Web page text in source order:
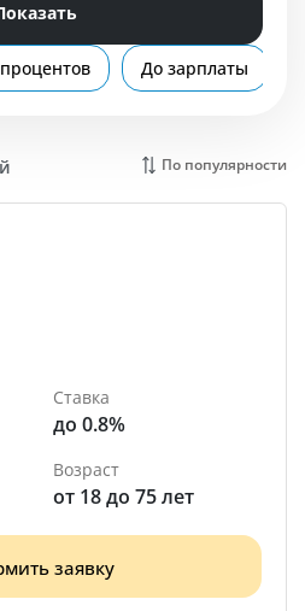
До зарплаты
По популярности
Ставка
до 0.8%
Возраст
от 18 до 75 лет
заявку